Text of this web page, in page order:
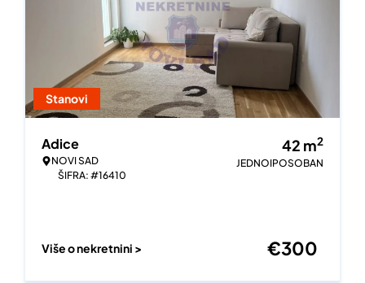
Stanovi
Adice
NOVI SAD
ŠIFRA: #16410
42 m2
JEDNOIPOSOBAN
Više o nekretnini > €300